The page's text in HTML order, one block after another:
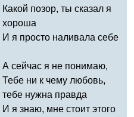
Какой позор, ты сказал я
хороша
И я просто наливала себе
А сейчас я не понимаю,
Тебе ни к чему любовь,
тебе нужна правда
И я знаю, мне стоит этого